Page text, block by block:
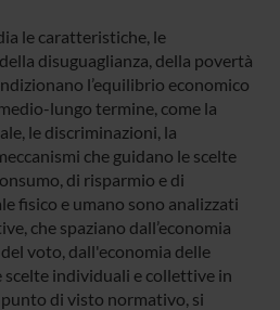
le caratteristiche, le
disuguaglianza, della povertà
l’equilibrio economico
lungo termine, come la
le discriminazioni, la
che guidano le scelte
di risparmio e di
fisico e umano sono analizzati
che spaziano dall’economia
voto, dall'economia delle
individuali e collettive in
di visto normativo, si